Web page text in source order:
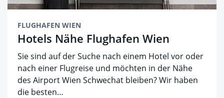
FLUGHAFEN WIEN
Hotels Nähe Flughafen Wien
Sie sind auf der Suche nach einem Hotel vor oder
nach einer Flugreise und möchten in der Nähe
des Airport Wien Schwechat bleiben? Wir haben
die besten…